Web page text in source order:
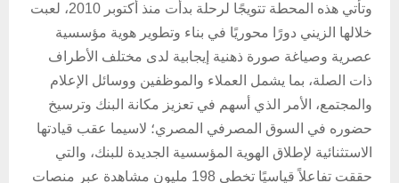
​وتأتي هذه المحطة تتويجًا لرحلة بدأت منذ أكتوبر 2010، لعبت
خلالها الزيني دورًا محوريًا في بناء وتطوير هوية مؤسسية
عصرية وصياغة صورة ذهنية إيجابية لدى مختلف الأطراف
ذات الصلة، بما يشمل العملاء والموظفين ووسائل الإعلام
والمجتمع، الأمر الذي أسهم في تعزيز مكانة البنك وترسيخ
حضوره في السوق المصرفي المصري؛ لاسيما عقب قيادتها
الاستثنائية لإطلاق الهوية المؤسسية الجديدة للبنك، والتي
حققت تفاعلاً قياسيًا تخطى 198 مليون مشاهدة عبر منصات